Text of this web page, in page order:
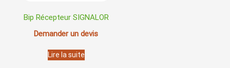
Bip Récepteur SIGNALOR
Demander un devis
Lire la suite